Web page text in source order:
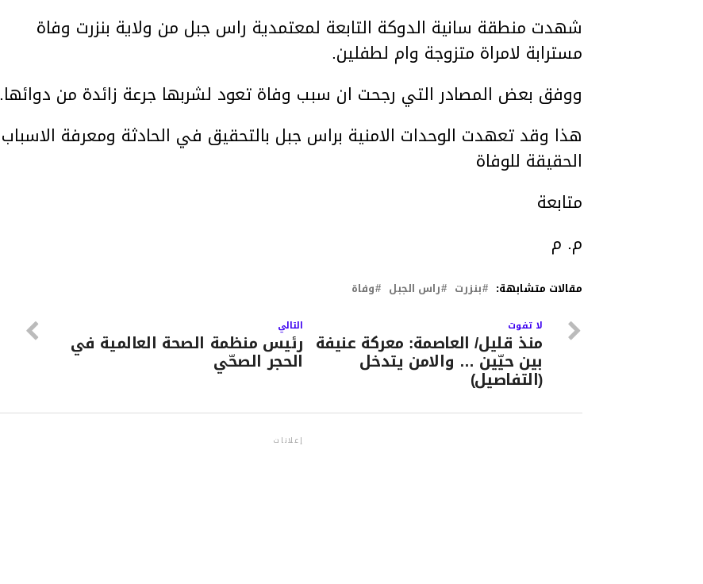
شهدت منطقة سانية الدوكة التابعة لمعتمدية راس جبل من ولاية بنزرت وفاة
مسترابة لامراة متزوجة وام لطفلين.
ووفق بعض المصادر التي رجحت ان سبب وفاة تعود لشربها جرعة زائدة من دوائها.
هذا وقد تعهدت الوحدات الامنية براس جبل بالتحقيق في الحادثة ومعرفة الاسباب
الحقيقة للوفاة
متابعة
م. م
مقالات متشابهة: بنزرت راس الجبل وفاة
التالي
رئيس منظمة الصحة العالمية في
الحجر الصحّي
لا تفوت
منذ قليل/ العاصمة: معركة عنيفة
بين حيّين … والامن يتدخل
(التفاصيل)
إعلانات